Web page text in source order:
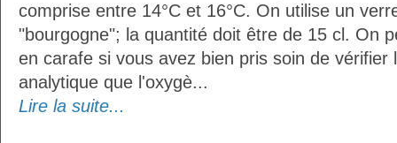
comprise entre 14°C et 16°C. On utilise un
"bourgogne"; la quantité doit être de 15 cl. On
en carafe si vous avez bien pris soin de vérifier
analytique que l'oxygè...
Lire la suite...